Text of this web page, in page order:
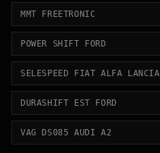
MMT FREETRONIC
POWER SHIFT FORD
SELESPEED FIAT ALFA LANCIA
DURASHIFT EST FORD
VAG DS085 AUDI A2